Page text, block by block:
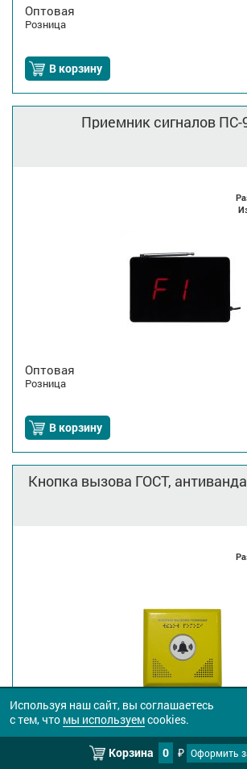
Оптовая
Розница
В корзину
Приемник сигналов ПС-
Оптовая
Розница
В корзину
Кнопка вызова ГОСТ,
Оптовая
Корзина 0 ₽ Оформить
Используя наш сайт, вы соглашаетесь
с тем, что мы используемcookies.